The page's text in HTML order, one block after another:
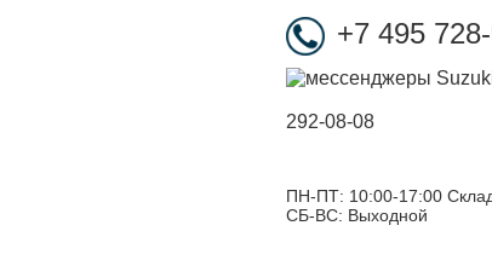
+7 495
292-08-08
ПН-ПТ: 10:00-17:00
СБ-ВС: Выходной